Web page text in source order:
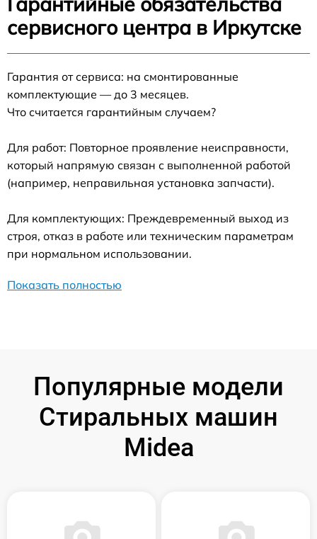
сервисного центра в Иркутске
Гарантия от сервиса: на смонтированные
комплектующие — до 3 месяцев.
Что считается гарантийным случаем?
Для работ: Повторное проявление неисправности,
который напрямую связан с выполненной работой
(например, неправильная установка запчасти).
Для комплектующих: Преждевременный выход из
строя, отказ в работе или техническим параметрам
при нормальном использовании.
Показать полностью
Популярные модели
Стиральных машин
Midea